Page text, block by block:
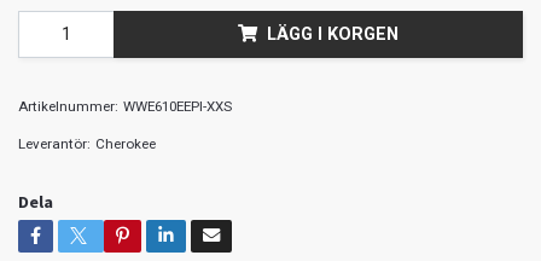
LÄGG I KORGEN
Artikelnummer: WWE610EEPI-XXS
Leverantör: Cherokee
Dela